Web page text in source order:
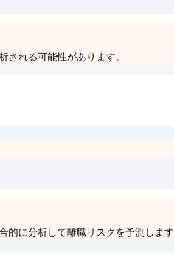
される可能性があります。
的に分析して離職リスクを予測しま